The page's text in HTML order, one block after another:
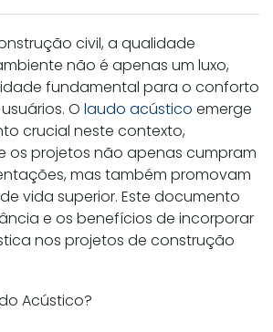
civil, a qualidade
não é apenas um luxo,
fundamental para o conforto
O laudo acústico emerge
crucial neste contexto,
os projetos não apenas cumpram
mas também promovam
vida superior. Este documento
e os benefícios de incorporar
nos projetos de construção
Acústico?